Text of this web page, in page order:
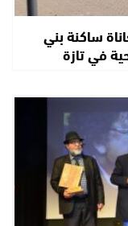
ساكنة بني
في تازة